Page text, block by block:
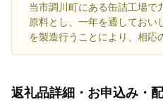
当市調川町にある缶詰工場で
原料とし、一年を通しておい
を製造行うことにより、相応
返礼品詳細・お申込み・